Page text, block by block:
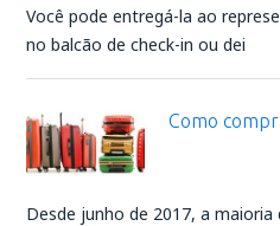
Você pode entregá-la ao
no balcão de check-in ou dei
Como
Desde junho de 2017, a maioria